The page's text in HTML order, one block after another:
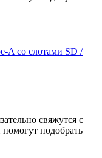
A со слотами SD /
свяжутся с
подобрать